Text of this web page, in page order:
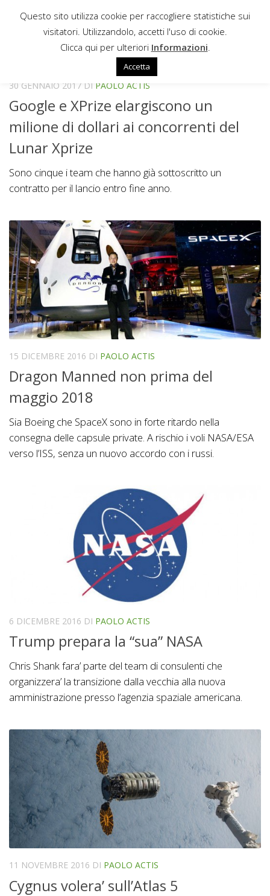
Sotto il contenuto
30 GENNAIO 2017 DI PAOLO ACTIS
Google e XPrize elargiscono un
milione di dollari ai concorrenti del
Lunar Xprize
Sono cinque i team che hanno già sottoscritto un
contratto per il lancio entro fine anno.
15 DICEMBRE 2016 DI PAOLO ACTIS
Dragon Manned non prima del
maggio 2018
Sia Boeing che SpaceX sono in forte ritardo nella
consegna delle capsule private. A rischio i voli NASA/ESA
verso l’ISS, senza un nuovo accordo con i russi.
6 DICEMBRE 2016 DI PAOLO ACTIS
Trump prepara la “sua” NASA
Chris Shank fara’ parte del team di consulenti che
organizzera’ la transizione dalla vecchia alla nuova
amministrazione presso l’agenzia spaziale americana.
11 NOVEMBRE 2016 DI PAOLO ACTIS
Cygnus volera’ sull’Atlas 5
Questo sito utilizza cookie per raccogliere statistiche sui
visitatori. Utilizzandolo, accetti l'uso di cookie.
Clicca qui per ulteriori Informazioni
Accetta